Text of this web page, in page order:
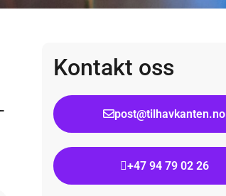
Kontakt oss
post@tilhavkanten.no
+47 94 79 02 26